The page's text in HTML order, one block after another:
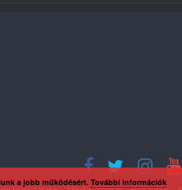
a jobb működésért. További információk